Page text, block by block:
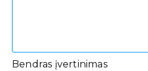
Bendras įvertinimas